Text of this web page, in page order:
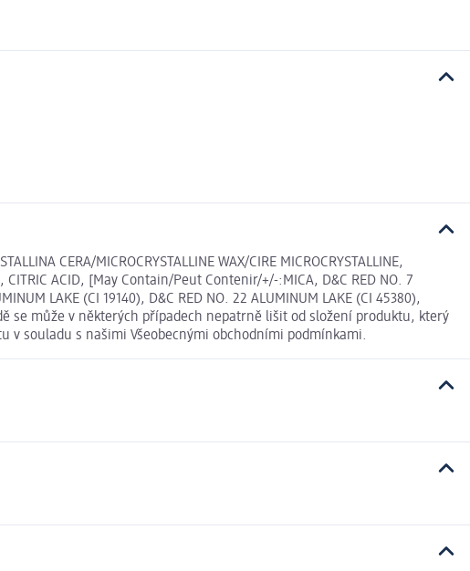
CERA/MICROCRYSTALLINE WAX/CIRE MICROCRYSTALLINE,
CITRIC ACID, [May Contain/Peut Contenir/+/-:MICA, D&C RED NO. 7
LAKE (CI 19140), D&C RED NO. 22 ALUMINUM LAKE (CI 45380),
se může v některých případech nepatrně lišit od složení produktu, který
v souladu s našimi Všeobecnými obchodními podmínkami.